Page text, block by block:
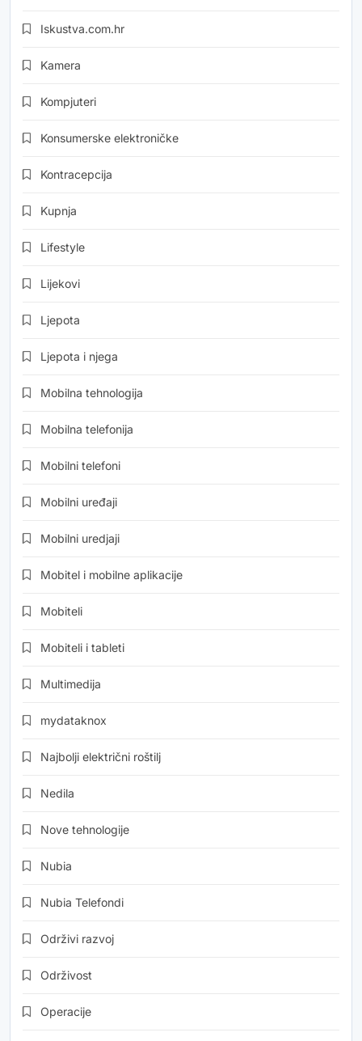
Iskustva.com.hr
Kamera
Kompjuteri
Konsumerske elektroničke
Kontracepcija
Kupnja
Lifestyle
Lijekovi
Ljepota
Ljepota i njega
Mobilna tehnologija
Mobilna telefonija
Mobilni telefoni
Mobilni uređaji
Mobilni uredjaji
Mobitel i mobilne aplikacije
Mobiteli
Mobiteli i tableti
Multimedija
mydataknox
Najbolji električni roštilj
Nedila
Nove tehnologije
Nubia
Nubia Telefondi
Održivi razvoj
Održivost
Operacije